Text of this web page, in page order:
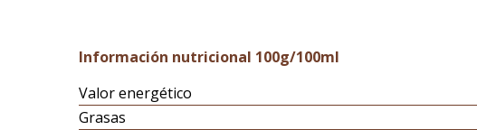
Información nutricional 100g/100ml
Valor energético
Grasas